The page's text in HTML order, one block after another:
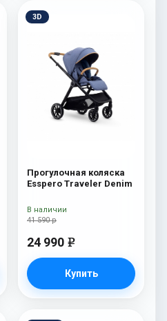
3D
Прогулочная коляска
Esspero Traveler Denim
41 590 р
24 990 e
Купить
В наличии